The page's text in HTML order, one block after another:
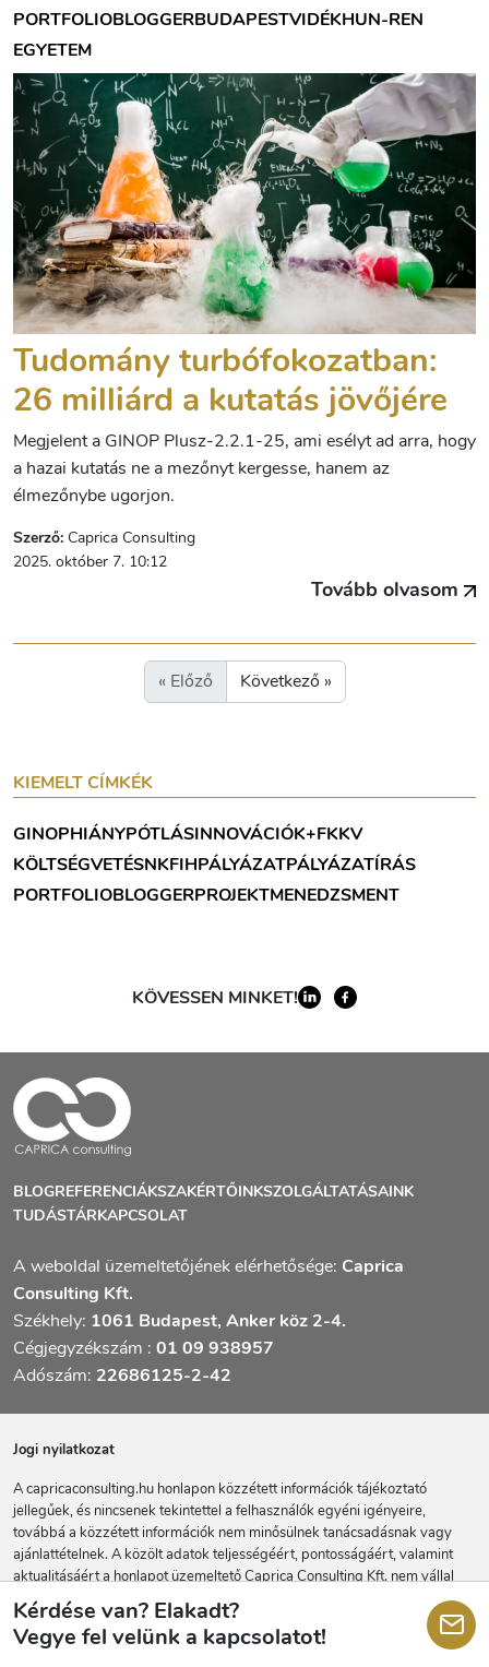
PORTFOLIOBLOGGERBUDAPESTVIDÉKHUN-REN
EGYETEM
Tudomány turbófokozatban:
26 milliárd a kutatás jövőjére
Megjelent a GINOP Plusz-2.2.1-25, ami esélyt ad arra, hogy
a hazai kutatás ne a mezőnyt kergesse, hanem az
élmezőnybe ugorjon.
Szerző: Caprica Consulting
2025. október 7. 10:12
Tovább olvasom
« Előző Következő »
KIEMELT CÍMKÉK
GINOPHIÁNYPÓTLÁSINNOVÁCIÓK+FKKV
KÖLTSÉGVETÉSNKFIHPÁLYÁZATPÁLYÁZATÍRÁS
PORTFOLIOBLOGGERPROJEKTMENEDZSMENT
KÖVESSEN MINKET!
BLOGREFERENCIÁKSZAKÉRTŐINKSZOLGÁLTATÁSAINK
TUDÁSTÁRKAPCSOLAT
A weboldal üzemeltetőjének elérhetősége: Caprica
Consulting Kft.
Székhely: 1061 Budapest, Anker köz 2-4.
Cégjegyzékszám : 01 09 938957
Adószám: 22686125-2-42
Jogi nyilatkozat
A capricaconsulting.hu honlapon közzétett információk tájékoztató
jellegűek, és nincsenek tekintettel a felhasználók egyéni igényeire,
továbbá a közzétett információk nem minősülnek tanácsadásnak vagy
ajánlattételnek. A közölt adatok teljességéért, pontosságáért, valamint
aktualitásáért a honlapot üzemeltető Caprica Consulting Kft. nem vállal
felelősséget. A honlapon található információk alapján hozott, illetve az
azokra alapozott üzleti döntésekből eredő károkért a Caprica Consulting
Kft. nem vállal felelősséget.
Kérdése van? Elakadt?
Vegye fel velünk a kapcsolatot!